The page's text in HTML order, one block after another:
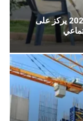
بشرى للمتقاعدين.. مشروع مالية 2027 يركز على